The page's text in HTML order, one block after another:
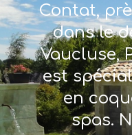
Contat,
dans le
Vaucluse,
est
en
spas.